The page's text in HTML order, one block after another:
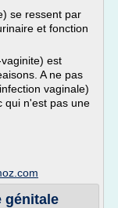
se ressent par
et fonction
est
A ne pas
vaginale)
qui n'est pas une
génitale